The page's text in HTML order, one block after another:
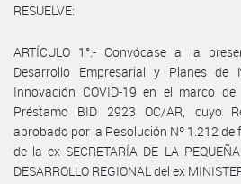
RESUELVE:
ARTÍCULO 1°.- Convócase a la
Desarrollo Empresarial y Planes de
Innovación COVID-19 en el marco
Préstamo BID 2923 OC/AR, cuyo
aprobado por la Resolución Nº 1.212
de la ex SECRETARÍA DE LA
DESARROLLO REGIONAL del ex